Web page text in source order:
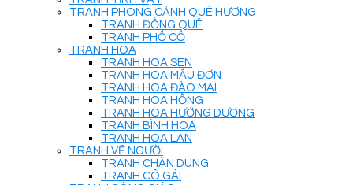
TRANH PHONG CẢNH QUÊ HƯƠNG
TRANH ĐỒNG QUÊ
TRANH PHỐ CỔ
TRANH HOA
TRANH HOA SEN
TRANH HOA MẪU ĐƠN
TRANH HOA ĐÀO MAI
TRANH HOA HỒNG
TRANH HOA HƯỚNG DƯƠNG
TRANH BÌNH HOA
TRANH HOA LAN
TRANH VẼ NGƯỜI
TRANH CHÂN DUNG
TRANH CÔ GÁI